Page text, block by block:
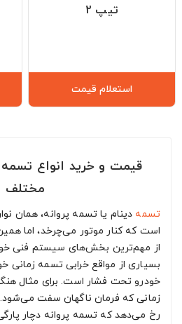
تیپ 2
استعلام قیمت
قیمت و خرید انواع
مختلف
تسمه دینام یا تسمه پروانه، همان
است که کنار موتور می‌چرخد، اما
از مهم‌ترین بخش‌های سیستم فنی
بسیاری از مواقع خرابی تسمه
خودرو تحت فشار است. برای مثال
زمانی که فرمان ناگهان سفت می‌شود.
رخ می‌دهد که تسمه پروانه دچار